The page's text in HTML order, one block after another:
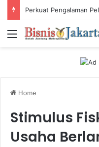
Menu
Home
Stimulus
Usaha